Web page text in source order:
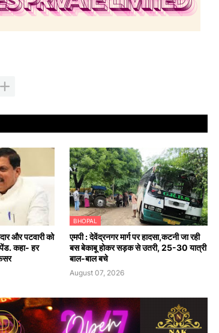
और पटवारी को
कहा- हर
BHOPAL
एमपी : देवेंद्रनगर मार्ग पर हादसा,कटनी जा रही
बस बेकाबू होकर सड़क से उतरी, 25-30 यात्री
बाल-बाल बचे
August 07, 2026